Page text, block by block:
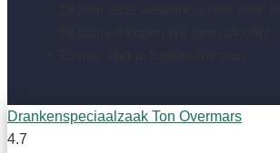
Drankenspeciaalzaak Ton Overmars
4.7